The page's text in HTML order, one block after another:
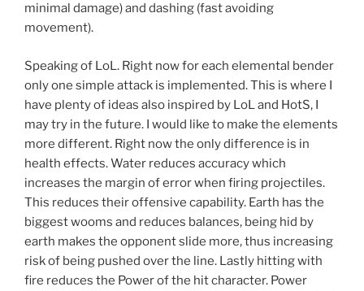
minimal damage) and dashing (fast avoiding
movement).
Speaking of LoL. Right now for each elemental bender
only one simple attack is implemented. This is where I
have plenty of ideas also inspired by LoL and HotS, I
may try in the future. I would like to make the elements
more different. Right now the only difference is in
health effects. Water reduces accuracy which
increases the margin of error when firing projectiles.
This reduces their offensive capability. Earth has the
biggest wooms and reduces balances, being hid by
earth makes the opponent slide more, thus increasing
risk of being pushed over the line. Lastly hitting with
fire reduces the Power of the hit character. Power